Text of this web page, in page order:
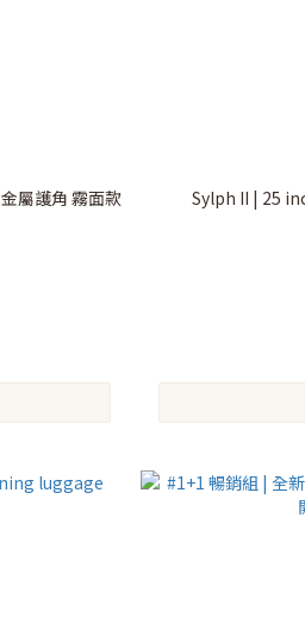
# 經典優惠組 | 箱見恨晚III 25吋+29吋 金屬護角 霧面款 Sylph II | 25